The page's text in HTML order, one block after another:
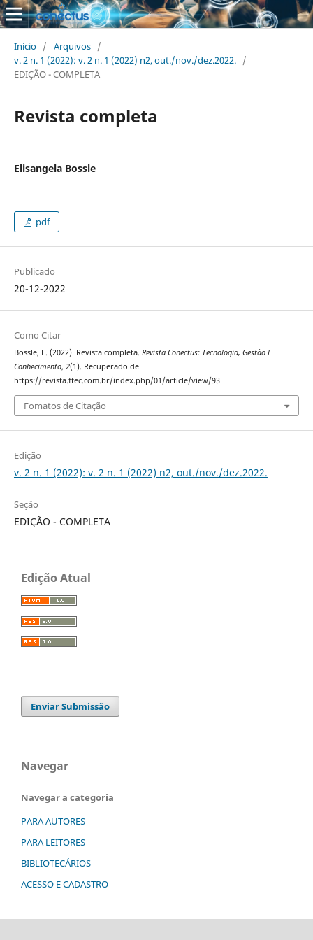
Início / Arquivos /
v. 2 n. 1 (2022): v. 2 n. 1 (2022) n2, out./nov./dez.2022. /
EDIÇÃO - COMPLETA
Revista completa
Elisangela Bossle
pdf
Publicado
20-12-2022
Como Citar
Bossle, E. (2022). Revista completa. Revista Conectus: Tecnologia, Gestão E
Conhecimento, 2(1). Recuperado de
https://revista.ftec.com.br/index.php/01/article/view/93
Fomatos de Citação
Edição
v. 2 n. 1 (2022): v. 2 n. 1 (2022) n2, out./nov./dez.2022.
Seção
EDIÇÃO - COMPLETA
Edição Atual
Enviar Submissão
Navegar
Navegar a categoria
PARA AUTORES
PARA LEITORES
BIBLIOTECÁRIOS
ACESSO E CADASTRO